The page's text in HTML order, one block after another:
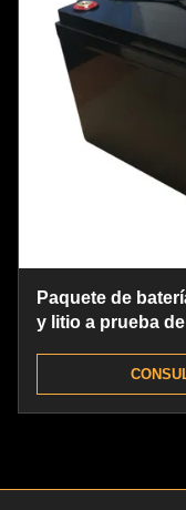
Paquete de
y litio a prueba